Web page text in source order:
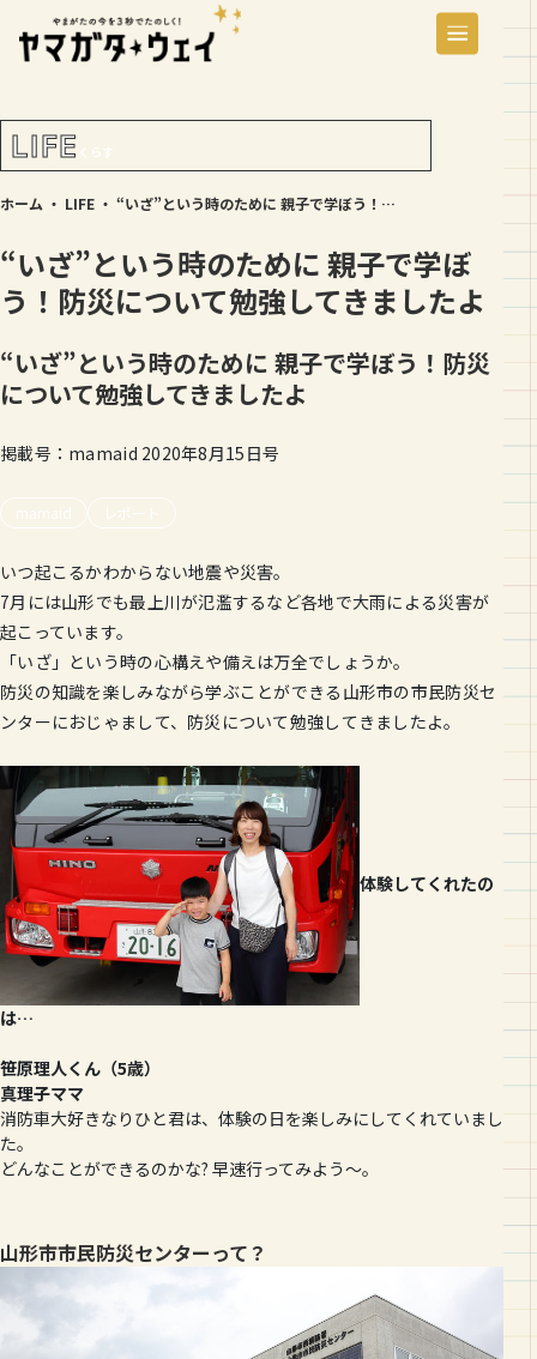
LIFE くらす
ホーム ・ LIFE ・ “いざ”という時のために 親子で学ぼう！防災について勉強してきましたよ
“いざ”という時のために 親子で学ぼ
う！防災について勉強してきましたよ
“いざ”という時のために 親子で学ぼう！防災
について勉強してきましたよ
掲載号：mamaid 2020年8月15日号
mamaid レポート
いつ起こるかわからない地震や災害。
7月には山形でも最上川が氾濫するなど各地で大雨による災害が
起こっています。
「いざ」という時の心構えや備えは万全でしょうか。
防災の知識を楽しみながら学ぶことができる山形市の市民防災セ
ンターにおじゃまして、防災について勉強してきましたよ。
体験してくれたの
は…
笹原理人くん（5歳）
真理子ママ
消防車大好きなりひと君は、体験の日を楽しみにしてくれていまし
た。
どんなことができるのかな? 早速行ってみよう～。
山形市市民防災センターって？